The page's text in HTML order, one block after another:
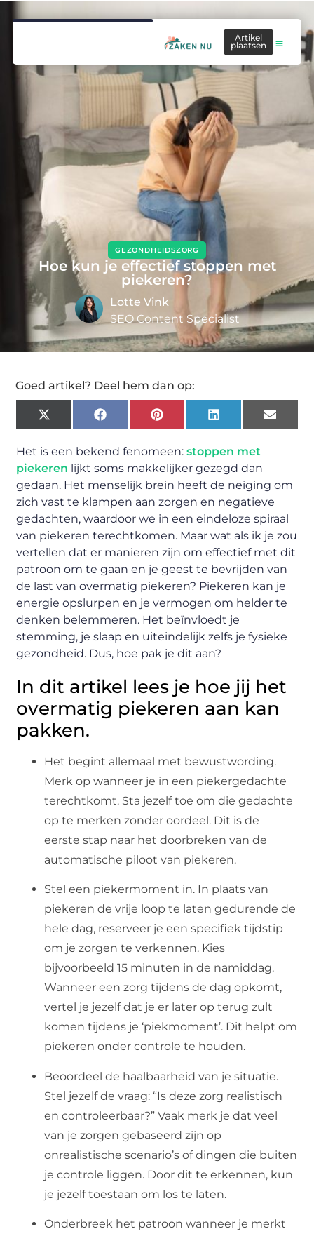
Artikel
plaatsen
GEZONDHEIDSZORG
Hoe kun je effectief stoppen met
piekeren?
Lotte Vink
SEO Content Specialist
Goed artikel? Deel hem dan op:
X
(Twitter)
FacebookPinterestLinkedIn Email
Het is een bekend fenomeen:stoppen met
piekeren lijkt soms makkelijker gezegd dan
gedaan. Het menselijk brein heeft de neiging om
zich vast te klampen aan zorgen en negatieve
gedachten, waardoor we in een eindeloze spiraal
van piekeren terechtkomen. Maar wat als ik je zou
vertellen dat er manieren zijn om effectief met dit
patroon om te gaan en je geest te bevrijden van
de last van overmatig piekeren? Piekeren kan je
energie opslurpen en je vermogen om helder te
denken belemmeren. Het beïnvloedt je
stemming, je slaap en uiteindelijk zelfs je fysieke
gezondheid. Dus, hoe pak je dit aan?
In dit artikel lees je hoe jij het
overmatig piekeren aan kan
pakken.
Het begint allemaal met bewustwording.
Merk op wanneer je in een piekergedachte
terechtkomt. Sta jezelf toe om die gedachte
op te merken zonder oordeel. Dit is de
eerste stap naar het doorbreken van de
automatische piloot van piekeren.
Stel een piekermoment in. In plaats van
piekeren de vrije loop te laten gedurende de
hele dag, reserveer je een specifiek tijdstip
om je zorgen te verkennen. Kies
bijvoorbeeld 15 minuten in de namiddag.
Wanneer een zorg tijdens de dag opkomt,
vertel je jezelf dat je er later op terug zult
komen tijdens je ‘piekmoment’. Dit helpt om
piekeren onder controle te houden.
Beoordeel de haalbaarheid van je situatie.
Stel jezelf de vraag: “Is deze zorg realistisch
en controleerbaar?” Vaak merk je dat veel
van je zorgen gebaseerd zijn op
onrealistische scenario’s of dingen die buiten
je controle liggen. Door dit te erkennen, kun
je jezelf toestaan om los te laten.
Onderbreek het patroon wanneer je merkt